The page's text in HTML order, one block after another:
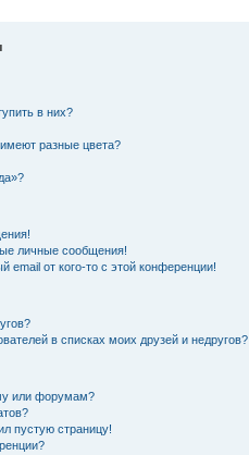
в них?
разные цвета?
личные сообщения!
email от кого-то с этой конференции!
в списках моих друзей и недругов?
или форумам?
пустую страницу!